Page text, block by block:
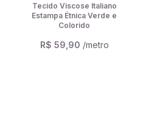
Tecido Viscose Italiano
Estampa Étnica Verde e
Colorido
R$ 59,90 /metro